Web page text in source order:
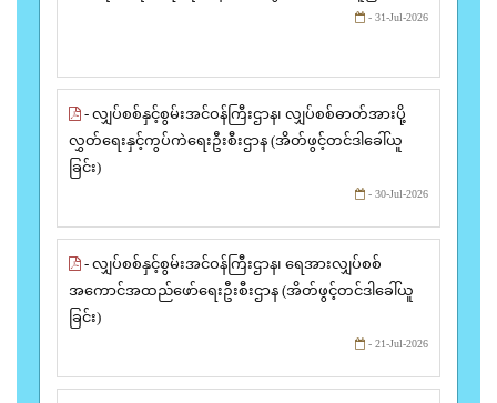
- 31-Jul-2026
- လျှပ်စစ်နှင့်စွမ်းအင်ဝန်ကြီးဌာန၊ လျှပ်စစ်ဓာတ်အားပို့
လွှတ်ရေးနှင့်ကွပ်ကဲရေးဦးစီးဌာန (အိတ်ဖွင့်တင်ဒါခေါ်ယူ
ခြင်း)
- 30-Jul-2026
- လျှပ်စစ်နှင့်စွမ်းအင်ဝန်ကြီးဌာန၊ ရေအားလျှပ်စစ်
အကောင်အထည်ဖော်ရေးဦးစီးဌာန (အိတ်ဖွင့်တင်ဒါခေါ်ယူ
ခြင်း)
- 21-Jul-2026